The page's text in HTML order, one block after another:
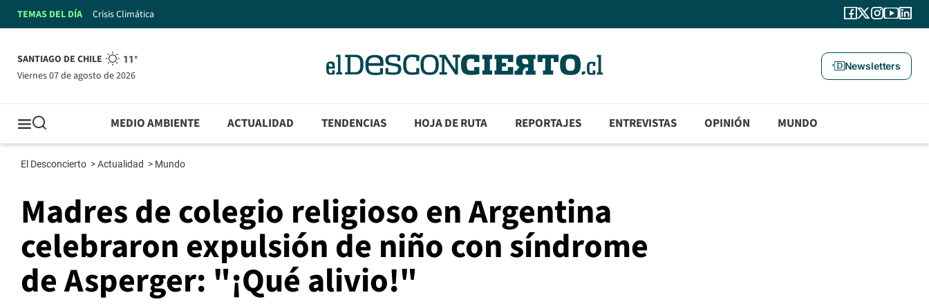
TEMAS DEL DÍA Crisis Climática
SANTIAGO DE CHILE 11°
viernes 07 de agosto de 2026
Newsletters
MEDIO AMBIENTE ACTUALIDAD TENDENCIAS HOJA DE RUTA REPORTAJES ENTREVISTAS OPINIÓN MUNDO
El Desconcierto >Actualidad > Mundo
Madres de colegio religioso en Argentina
celebraron expulsión de niño con síndrome
de Asperger: "¡Qué alivio!"